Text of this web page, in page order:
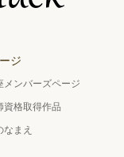
ジ
メンバーズページ
資格取得作品
なまえ